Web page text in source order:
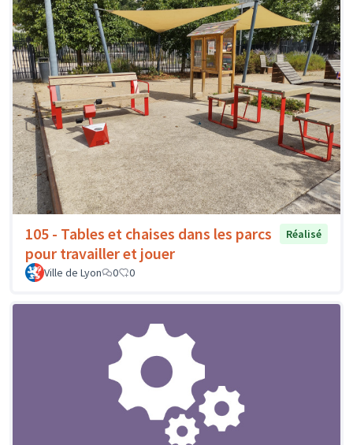
105 - Tables et chaises dans les parcs
pour travailler et jouer
Réalisé
Ville de Lyon 0 0